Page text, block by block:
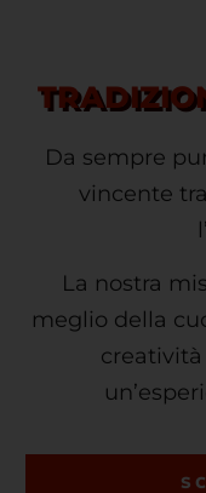
Da sempre
vincente
La nostra
meglio della